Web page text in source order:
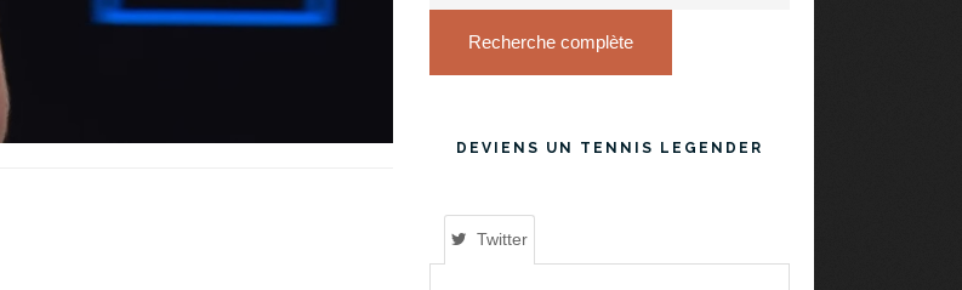
Recherche complète
DEVIENS UN TENNIS LEGENDER
Twitter